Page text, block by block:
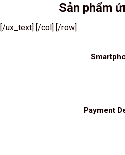
Sản phẩm
[/ux_text] [/col] [/row]
Payment